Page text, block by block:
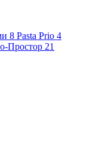
8 Pasta Prio 4
Простор 21